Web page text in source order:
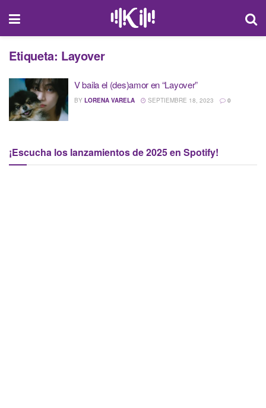
Etiqueta: Layover
V baila el (des)amor en “Layover”
BY LORENA VARELA SEPTIEMBRE 18, 2023 0
¡Escucha los lanzamientos de 2025 en Spotify!